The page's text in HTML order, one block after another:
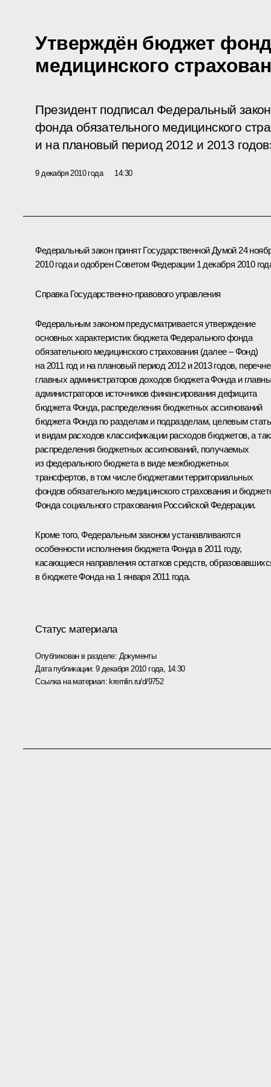
Утверждён бюджет
медицинского
Президент подписал Федеральный
фонда обязательного медицинского
и на плановый период 2012 и 2013
9 декабря 2010 года 14:30
Федеральный закон принят Государственной Думой 24
2010 года и одобрен Советом Федерации 1 декабря 2010
Справка Государственно-правового управления
Федеральным законом предусматривается утверждение
основных характеристик бюджета Федерального фонда
обязательного медицинского страхования (далее – Фонд)
на 2011 год и на плановый период 2012 и 2013 годов,
главных администраторов доходов бюджета Фонда и
администраторов источников финансирования дефицита
бюджета Фонда, распределения бюджетных ассигнований
бюджета Фонда по разделам и подразделам, целевым
и видам расходов классификации расходов бюджетов, а
распределения бюджетных ассигнований, получаемых
из федерального бюджета в виде межбюджетных
трансфертов, в том числе бюджетами территориальных
фондов обязательного медицинского страхования и
Фонда социального страхования Российской Федерации.
Кроме того, Федеральным законом устанавливаются
особенности исполнения бюджета Фонда в 2011 году,
касающиеся направления остатков средств,
в бюджете Фонда на 1 января 2011 года.
Статус материала
Опубликован в разделе: Документы
Дата публикации:9 декабря 2010 года, 14:30
Ссылка на материал: kremlin.ru/d/9752